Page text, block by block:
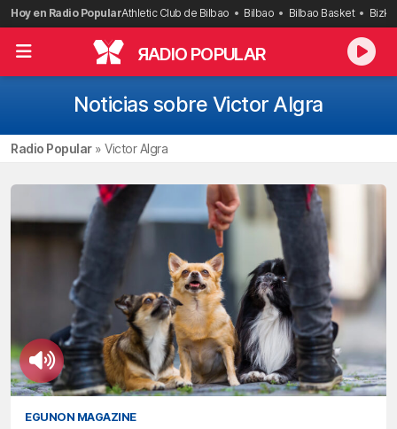
Saltar
al
contenido
Hoy en Radio PopularAthletic Club de Bilbao Bilbao Bilbao Basket
RADIO POPULAR
Noticias sobre Victor Algra
Radio Popular» Victor Algra
EGUNON MAGAZINE